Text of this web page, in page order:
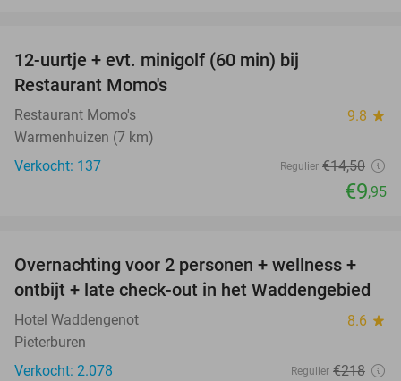
12-uurtje + evt. minigolf (60 min) bij
Restaurant Momo's
Restaurant Momo's 9.8 star
Warmenhuizen (7 km)
Verkocht: 137
Regulier €14,50
€9,95
66%
Overnachting voor 2 personen + wellness +
ontbijt + late check-out in het Waddengebied
Hotel Waddengenot 8.6 star
Pieterburen
Verkocht: 2.078
Regulier €218